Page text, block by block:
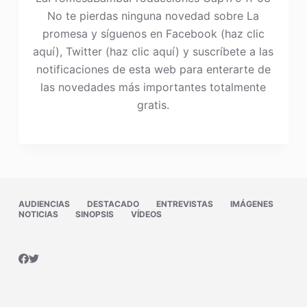
No te pierdas ninguna novedad sobre La
promesa y síguenos en Facebook (haz clic
aquí), Twitter (haz clic aquí) y suscríbete a las
notificaciones de esta web para enterarte de
las novedades más importantes totalmente
gratis.
AUDIENCIAS DESTACADO ENTREVISTAS
IMÁGENES
NOTICIAS
SINOPSIS VÍDEOS